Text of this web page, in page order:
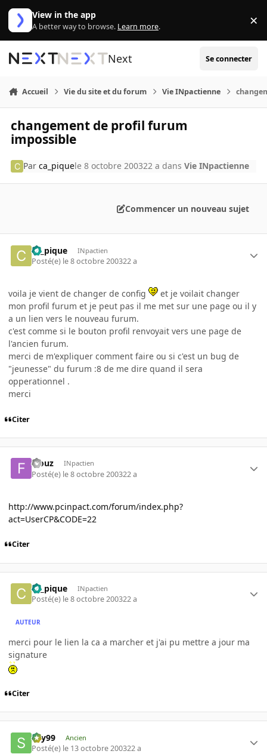
Aller au contenu
View in the app
A better way to browse. Learn more. ×
Next Se connecter
Accueil Vie du site et du forum Vie INpactienne
changement de profil furum
impossible
Parca_piquele 8 octobre 200322 a dansVie INpactienne
Commencer un nouveau sujet
ca_pique INpactien
Posté(e) le 8 octobre 200322 a
voila je vient de changer de config
et je voilait changer
mon profil furum et je peut pas il me met sur une page ou il y
a un lien vers le nouveau furum.
c'est comme si le bouton profil renvoyait vers une page de
l'ancien furum.
merci de m'expliquer comment faire ou si c'est un bug de
"jeunesse" du furum :8 de me dire quand il sera
opperationnel .
merci
Citer
Fiouz INpactien
Posté(e) le 8 octobre 200322 a
http://www.pcinpact.com/forum/index.php?
act=UserCP&CODE=22
Citer
ca_pique INpactien
Posté(e) le 8 octobre 200322 a
AUTEUR
merci pour le lien la ca a marcher et j'ai pu mettre a jour ma
signature
Citer
sky99 Ancien
Posté(e) le 13 octobre 200322 a